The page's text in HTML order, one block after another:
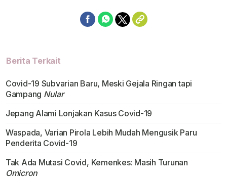
Berita Terkait
Covid-19 Subvarian Baru, Meski Gejala Ringan tapi
Gampang Nular
Jepang Alami Lonjakan Kasus Covid-19
Waspada, Varian Pirola Lebih Mudah Mengusik Paru
Penderita Covid-19
Tak Ada Mutasi Covid, Kemenkes: Masih Turunan
Omicron